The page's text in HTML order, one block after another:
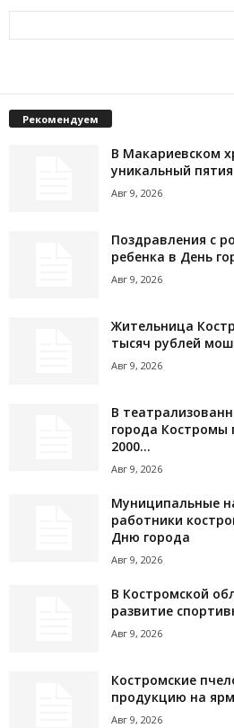
Рекомендуем
В Макариевском
уникальный
Авг 9, 2026
Поздравления с
ребенка в День
Авг 9, 2026
Жительница
тысяч рублей
Авг 9, 2026
В
города Костромы
2000...
Авг 9, 2026
Муниципальные
работники
Дню города
Авг 9, 2026
В Костромской
развитие
Авг 9, 2026
Костромские
продукцию на
Авг 9, 2026